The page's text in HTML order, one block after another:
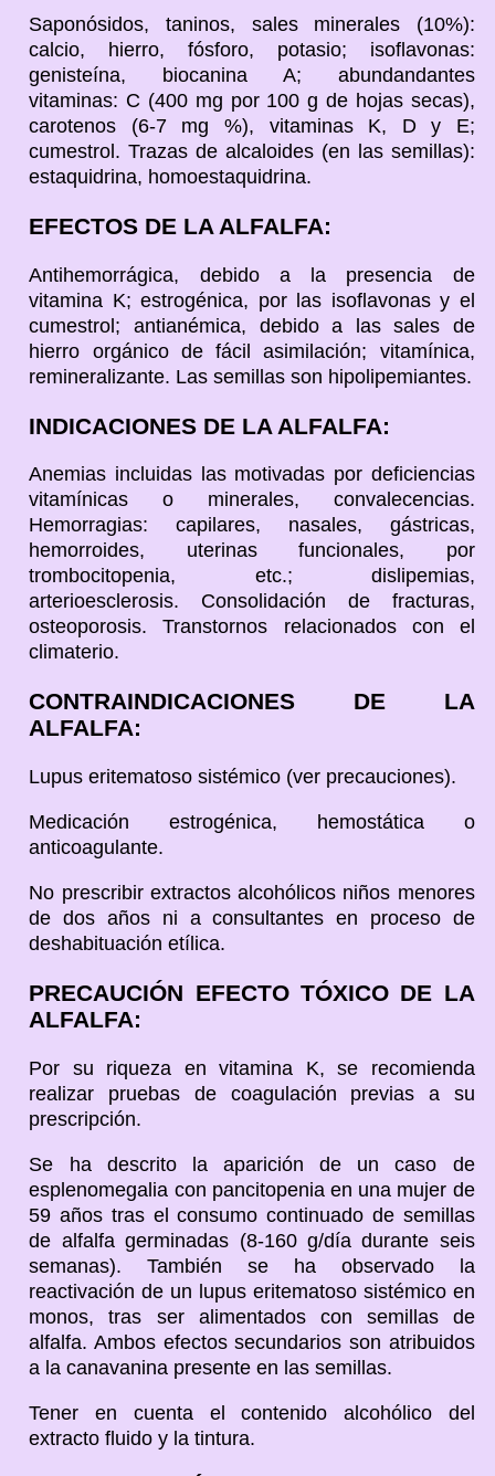
Saponósidos, taninos, sales minerales (10%):
calcio, hierro, fósforo, potasio; isoflavonas:
genisteína, biocanina A; abundandantes
vitaminas: C (400 mg por 100 g de hojas secas),
carotenos (6-7 mg %), vitaminas K, D y E;
cumestrol. Trazas de alcaloides (en las semillas):
estaquidrina, homoestaquidrina.
EFECTOS DE LA ALFALFA:
Antihemorrágica, debido a la presencia de
vitamina K; estrogénica, por las isoflavonas y el
cumestrol; antianémica, debido a las sales de
hierro orgánico de fácil asimilación; vitamínica,
remineralizante. Las semillas son hipolipemiantes.
INDICACIONES DE LA ALFALFA:
Anemias incluidas las motivadas por deficiencias
vitamínicas o minerales, convalecencias.
Hemorragias: capilares, nasales, gástricas,
hemorroides, uterinas funcionales, por
trombocitopenia, etc.; dislipemias,
arterioesclerosis. Consolidación de fracturas,
osteoporosis. Transtornos relacionados con el
climaterio.
CONTRAINDICACIONES DE LA
ALFALFA:
Lupus eritematoso sistémico (ver precauciones).
Medicación estrogénica, hemostática o
anticoagulante.
No prescribir extractos alcohólicos niños menores
de dos años ni a consultantes en proceso de
deshabituación etílica.
PRECAUCIÓN EFECTO TÓXICO DE LA
ALFALFA:
Por su riqueza en vitamina K, se recomienda
realizar pruebas de coagulación previas a su
prescripción.
Se ha descrito la aparición de un caso de
esplenomegalia con pancitopenia en una mujer de
59 años tras el consumo continuado de semillas
de alfalfa germinadas (8-160 g/día durante seis
semanas). También se ha observado la
reactivación de un lupus eritematoso sistémico en
monos, tras ser alimentados con semillas de
alfalfa. Ambos efectos secundarios son atribuidos
a la canavanina presente en las semillas.
Tener en cuenta el contenido alcohólico del
extracto fluido y la tintura.